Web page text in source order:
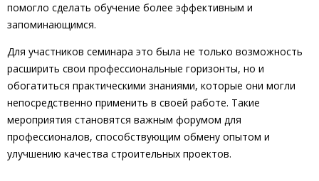
помогло сделать обучение более эффективным и
запоминающимся.
Для участников семинара это была не только возможность
расширить свои профессиональные горизонты, но и
обогатиться практическими знаниями, которые они могли
непосредственно применить в своей работе. Такие
мероприятия становятся важным форумом для
профессионалов, способствующим обмену опытом и
улучшению качества строительных проектов.